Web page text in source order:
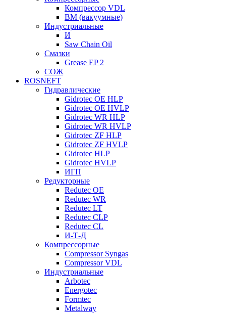
Компрессор VDL
ВМ (вакуумные)
Индустриальные
И
Saw Chain Oil
Смазки
Grease EP 2
СОЖ
ROSNEFT
Гидравлические
Gidrotec OE HLP
Gidrotec OE HVLP
Gidrotec WR HLP
Gidrotec WR HVLP
Gidrotec ZF HLP
Gidrotec ZF HVLP
Gidrotec HLP
Gidrotec HVLP
ИГП
Редукторные
Redutec OE
Redutec WR
Redutec LT
Redutec CLP
Redutec CL
И-Т-Д
Компрессорные
Compressor Syngas
Compressor VDL
Индустриальные
Arbotec
Energotec
Formtec
Metalway